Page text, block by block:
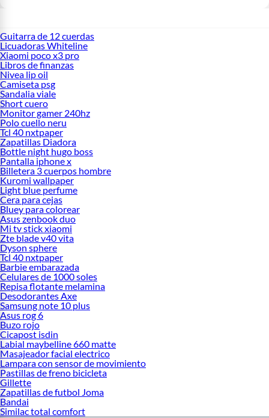
Guitarra de 12 cuerdas
Licuadoras Whiteline
Xiaomi poco x3 pro
Libros de finanzas
Nivea lip oil
Camiseta psg
Sandalia viale
Short cuero
Monitor gamer 240hz
Polo cuello neru
Tcl 40 nxtpaper
Zapatillas Diadora
Bottle night hugo boss
Pantalla iphone x
Billetera 3 cuerpos hombre
Kuromi wallpaper
Light blue perfume
Cera para cejas
Bluey para colorear
Asus zenbook duo
Mi tv stick xiaomi
Zte blade v40 vita
Dyson sphere
Tcl 40 nxtpaper
Barbie embarazada
Celulares de 1000 soles
Repisa flotante melamina
Desodorantes Axe
Samsung note 10 plus
Asus rog 6
Buzo rojo
Cicapost isdin
Labial maybelline 660 matte
Masajeador facial electrico
Lampara con sensor de movimiento
Pastillas de freno bicicleta
Gillette
Zapatillas de futbol Joma
Bandai
Similac total comfort